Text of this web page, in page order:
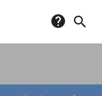
help search